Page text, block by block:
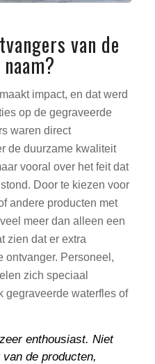
van de
impact, en dat werd
op de gegraveerde
waren direct
de duurzame kwaliteit
vooral over het feit dat
Door te kiezen voor
andere producten met
meer dan alleen een
zien dat er extra
ontvanger. Personeel,
zich speciaal
gegraveerde waterfles of
enthousiast. Niet
de producten,